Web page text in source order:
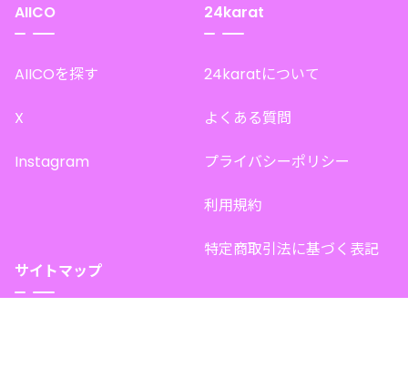
AIICO
AIICOを探す
X
Instagram
24karat
24karatについて
よくある質問
プライバシーポリシー
利用規約
特定商取引法に基づく表記
サイトマップ